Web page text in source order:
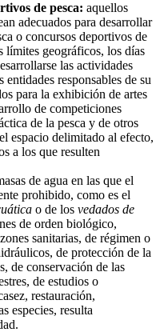
de pesca: aquellos
adecuados para desarrollar
o concursos deportivos de
límites geográficos, los días
las actividades
responsables de su
para la exhibición de artes
de competiciones
de la pesca y de otros
espacio delimitado al efecto,
a los que resulten
de agua en las que el
prohibido, como es el
o de los vedados de
de orden biológico,
sanitarias, de régimen o
de protección de la
de conservación de las
de estudios o
restauración,
especies, resulta